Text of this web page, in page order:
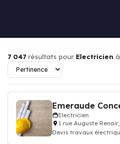
7 047 résultats pour Electricien à
Emeraude
Electricien
1 rue Auguste
Devis travaux